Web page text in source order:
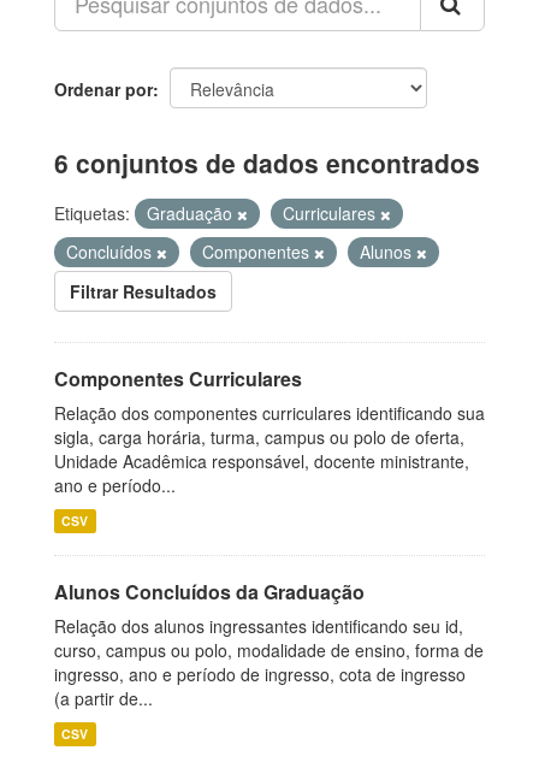
Ordenar por
6 conjuntos de dados encontrados
Etiquetas: Graduação
Curriculares
Concluídos
Componentes
Alunos
Filtrar Resultados
Componentes Curriculares
Relação dos componentes curriculares identificando sua
sigla, carga horária, turma, campus ou polo de oferta,
Unidade Acadêmica responsável, docente ministrante,
ano e período...
CSV
Alunos Concluídos da Graduação
Relação dos alunos ingressantes identificando seu id,
curso, campus ou polo, modalidade de ensino, forma de
ingresso, ano e período de ingresso, cota de ingresso
(a partir de...
CSV